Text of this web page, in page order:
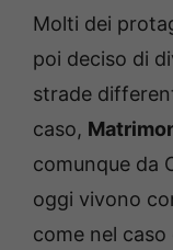
Molti dei
poi deciso di
strade
caso,
comunque da
oggi vivono
come nel caso